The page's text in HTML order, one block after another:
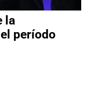
la
período